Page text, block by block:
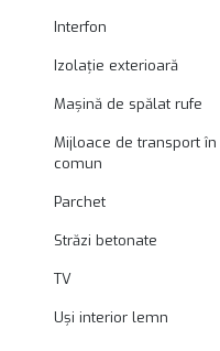
Interfon
Izolație exterioară
Mașină de spălat rufe
Mijloace de transport în
comun
Parchet
Străzi betonate
TV
Uși interior lemn